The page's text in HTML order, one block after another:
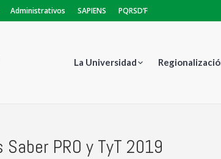
Administrativos SAPIENS PQRSD’F
La Universidad
PRO y TyT 2019